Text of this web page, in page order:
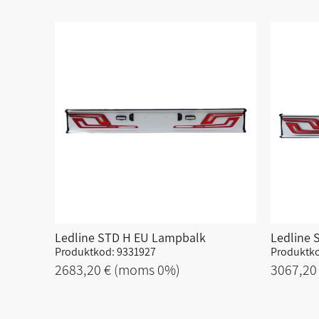
Ledline STD H EU Lampbalk
Produktkod: 9331927
2683,20 €(moms 0%)
Ledline